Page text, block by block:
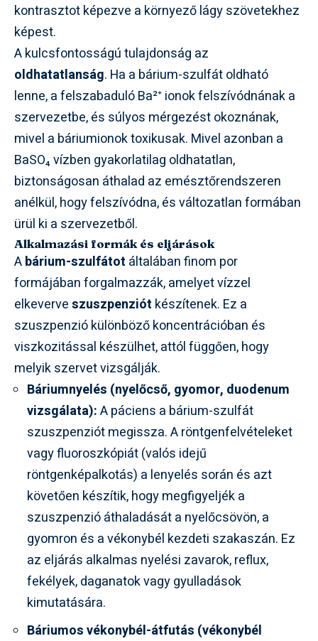
kontrasztot képezve a környező lágy szövetekhez
képest.
A kulcsfontosságú tulajdonság az
oldhatatlanság. Ha a bárium-szulfát oldható
lenne, a felszabaduló Ba²⁺ ionok felszívódnának a
szervezetbe, és súlyos mérgezést okoznának,
mivel a báriumionok toxikusak. Mivel azonban a
BaSO₄ vízben gyakorlatilag oldhatatlan,
biztonságosan áthalad az emésztőrendszeren
anélkül, hogy felszívódna, és változatlan formában
ürül ki a szervezetből.
Alkalmazási formák és eljárások
Abárium-szulfátot általában finom por
formájában forgalmazzák, amelyet vízzel
elkeverveszuszpenziót készítenek. Ez a
szuszpenzió különböző koncentrációban és
viszkozitással készülhet, attól függően, hogy
melyik szervet vizsgálják.
Báriumnyelés (nyelőcső, gyomor, duodenum
vizsgálata):A páciens a bárium-szulfát
szuszpenziót megissza. A röntgenfelvételeket
vagy fluoroszkópiát (valós idejű
röntgenképalkotás) a lenyelés során és azt
követően készítik, hogy megfigyeljék a
szuszpenzió áthaladását a nyelőcsövön, a
gyomron és a vékonybél kezdeti szakaszán. Ez
az eljárás alkalmas nyelési zavarok, reflux,
fekélyek, daganatok vagy gyulladások
kimutatására.
Báriumos vékonybél-átfutás (vékonybél